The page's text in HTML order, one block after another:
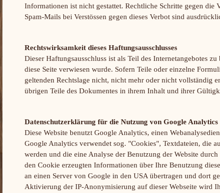
Informationen ist nicht gestattet. Rechtliche Schritte gegen die
Spam-Mails bei Verstössen gegen dieses Verbot sind
Rechtswirksamkeit dieses Haftungsausschlusses
Dieser Haftungsausschluss ist als Teil des Internetangebotes
diese Seite verwiesen wurde. Sofern Teile oder einzelne
geltenden Rechtslage nicht, nicht mehr oder nicht vollständig
übrigen Teile des Dokumentes in ihrem Inhalt und ihrer
Datenschutzerklärung für die Nutzung von Google Analytics
Diese Website benutzt Google Analytics, einen
Google Analytics verwendet sog. "Cookies", Textdateien, die
werden und die eine Analyse der Benutzung der Website
den Cookie erzeugten Informationen über Ihre Benutzung
an einen Server von Google in den USA übertragen und dort
Aktivierung der IP-Anonymisierung auf dieser Webseite wird